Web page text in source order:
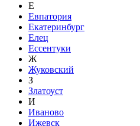
Е
Евпатория
Екатеринбург
Елец
Ессентуки
Ж
Жуковский
З
Златоуст
И
Иваново
Ижевск